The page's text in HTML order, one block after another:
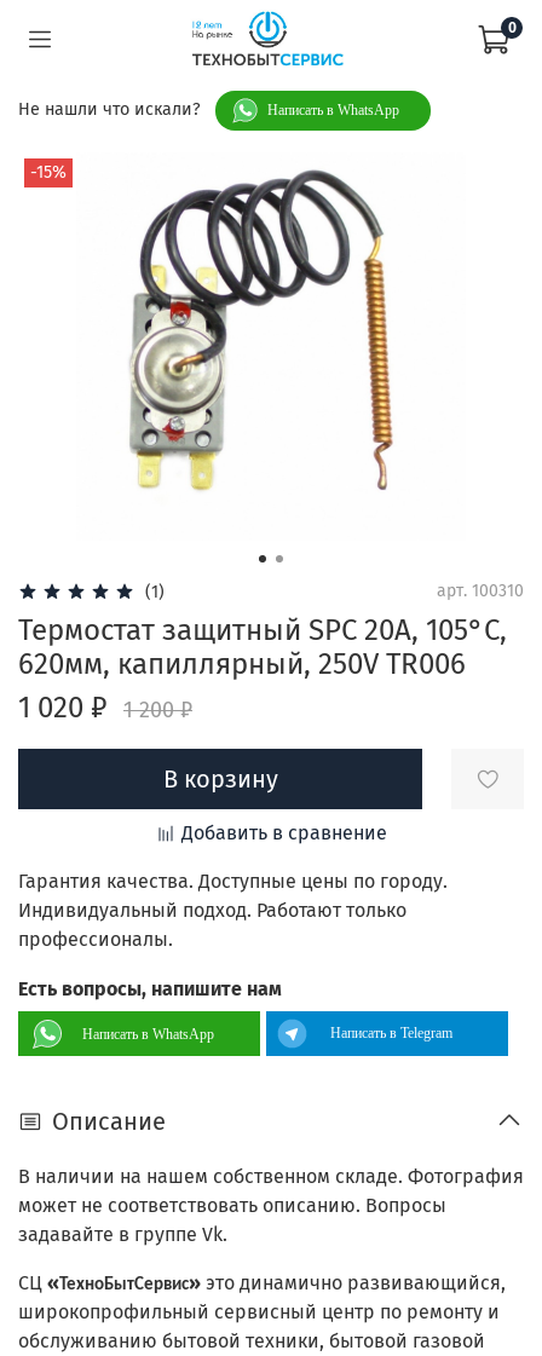
0
Не нашли что искали? Написать в WhatsApp
-15%
(1) арт. 100310
Термостат защитный SPC 20А, 105°С,
620мм, капиллярный, 250V TR006
1 020 ₽
1 200 ₽
В корзину
Добавить в сравнение
Гарантия качества. Доступные цены по городу.
Индивидуальный подход. Работают только
профессионалы.
Есть вопросы, напишите нам
Написать в WhatsApp Написать в Telegram
Описание
В наличии на нашем собственном складе. Фотография
может не соответствовать описанию. Вопросы
задавайте в группе Vk.
СЦ « ТехноБытСервис» это динамично развивающийся,
широкопрофильный сервисный центр по ремонту и
обслуживанию бытовой техники, бытовой газовой